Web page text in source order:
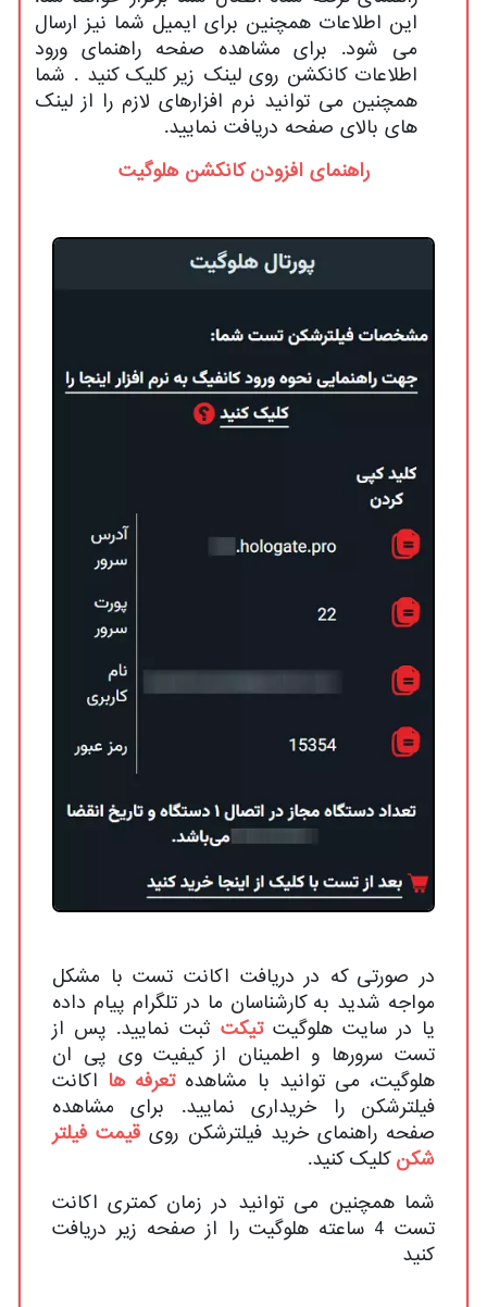
این اطلاعات همچنین برای ایمیل شما نیز ارسال
می شود. برای مشاهده صفحه راهنمای ورود
اطلاعات کانکشن روی لینک زیر کلیک کنید . شما
همچنین می توانید نرم افزارهای لازم را از لینک
های بالای صفحه دریافت نمایید.
راهنمای افزودن کانکشن هلوگیت
در صورتی که در دریافت اکانت تست با مشکل
مواجه شدید به کارشناسان ما در تلگرام پیام داده
یا در سایت هلوگیتتیکتثبت نمایید. پس از
تست سرورها و اطمینان از کیفیت وی پی ان
هلوگیت، می توانید با مشاهدهتعرفه ها اکانت
فیلترشکن را خریداری نمایید. برای مشاهده
صفحه راهنمای خرید فیلترشکن روی قیمت فیلتر
شکنکلیک کنید.
شما همچنین می توانید در زمان کمتری اکانت
تست 4 ساعته هلوگیت را از صفحه زیر دریافت
کنید